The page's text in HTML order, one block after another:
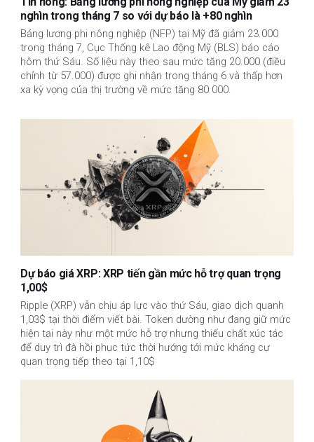
nghìn trong tháng 7 so với dự báo là +80 nghìn
Bảng lương phi nông nghiệp (NFP) tại Mỹ đã giảm 23.000
trong tháng 7, Cục Thống kê Lao động Mỹ (BLS) báo cáo
hôm thứ Sáu. Số liệu này theo sau mức tăng 20.000 (điều
chỉnh từ 57.000) được ghi nhận trong tháng 6 và thấp hơn
xa kỳ vọng của thị trường về mức tăng 80.000.
Dự báo giá XRP: XRP tiến gần mức hỗ trợ quan trọng
1,00$
Ripple (XRP) vẫn chịu áp lực vào thứ Sáu, giao dịch quanh
1,03$ tại thời điểm viết bài. Token dường như đang giữ mức
hiện tại này như một mức hỗ trợ nhưng thiếu chất xúc tác
để duy trì đà hồi phục tức thời hướng tới mức kháng cự
quan trọng tiếp theo tại 1,10$